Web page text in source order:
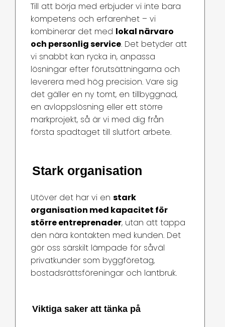
Till att börja med erbjuder vi inte bara
kompetens och erfarenhet – vi
kombinerar det med lokal närvaro
och personlig service. Det betyder att
vi snabbt kan rycka in, anpassa
lösningar efter förutsättningarna och
leverera med hög precision. Vare sig
det gäller en ny tomt, en tillbyggnad,
en avloppslösning eller ett större
markprojekt, så är vi med dig från
första spadtaget till slutfört arbete.
Stark organisation
Utöver det har vi en stark
organisation med kapacitet för
större entreprenader, utan att tappa
den nära kontakten med kunden. Det
gör oss särskilt lämpade för såväl
privatkunder som byggföretag,
bostadsrättsföreningar och lantbruk.
Viktiga saker att tänka på